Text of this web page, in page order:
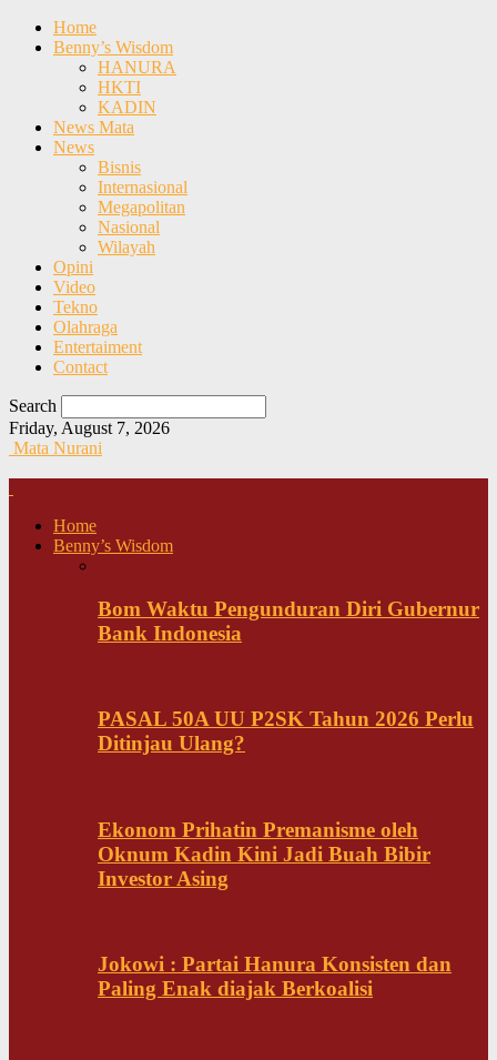
Home
Benny’s Wisdom
HANURA
HKTI
KADIN
News Mata
News
Bisnis
Internasional
Megapolitan
Nasional
Wilayah
Opini
Video
Tekno
Olahraga
Entertaiment
Contact
Search
Friday, August 7, 2026
Mata Nurani
Home
Benny’s Wisdom
Bom Waktu Pengunduran Diri Gubernur
Bank Indonesia
PASAL 50A UU P2SK Tahun 2026 Perlu
Ditinjau Ulang?
Ekonom Prihatin Premanisme oleh
Oknum Kadin Kini Jadi Buah Bibir
Investor Asing
Jokowi : Partai Hanura Konsisten dan
Paling Enak diajak Berkoalisi